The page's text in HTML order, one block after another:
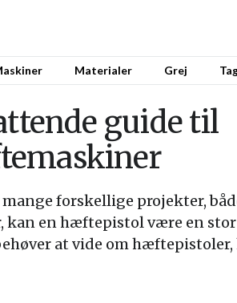
Materialer Grej
guide til
forskellige projekter,
kan en hæftepistol være en
at vide om